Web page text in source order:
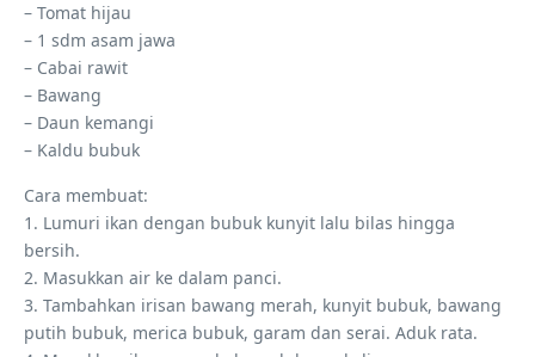
– Tomat hijau
– 1 sdm asam jawa
– Cabai rawit
– Bawang
– Daun kemangi
– Kaldu bubuk
Cara membuat:
1. Lumuri ikan dengan bubuk kunyit lalu bilas hingga
bersih.
2. Masukkan air ke dalam panci.
3. Tambahkan irisan bawang merah, kunyit bubuk, bawang
putih bubuk, merica bubuk, garam dan serai. Aduk rata.